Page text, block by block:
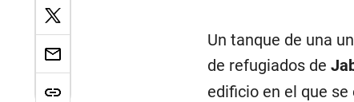
Un tanque de una
de refugiados de
edificio en el que